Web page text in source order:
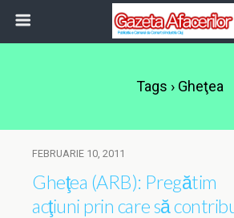
Tags › Gheţea
FEBRUARIE 10, 2011
Gheţea (ARB): Pregătim
acţiuni prin care să